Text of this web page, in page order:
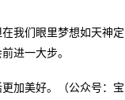
我们眼里梦想如天神定
进一大步。
加美好。（公众号：宝